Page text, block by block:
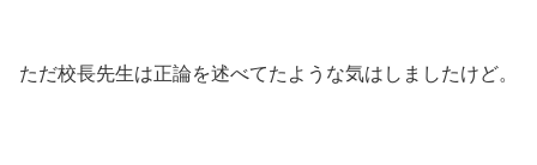
ただ校長先生は正論を述べてたような気はしましたけど。